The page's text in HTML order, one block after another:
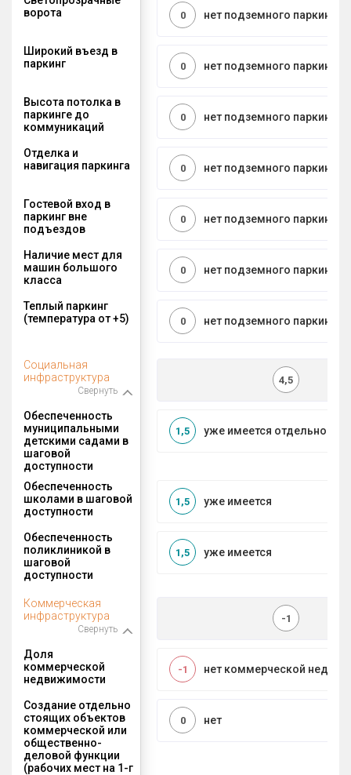
ворота
нет подземного паркинга
0
Широкий въезд в
паркинг
нет подземного паркинга
0
Высота потолка в
паркинге до
коммуникаций
нет подземного паркинга
0
Отделка и
навигация паркинга
нет подземного паркинга
0
Гостевой вход в
паркинг вне
подъездов
нет подземного паркинга
0
Наличие мест для
машин большого
класса
нет подземного паркинга
0
Теплый паркинг
(температура от +5)
нет подземного паркинга
0
Социальная
инфраструктура
Свернуть
4,5
Обеспеченность
муниципальными
детскими садами в
шаговой
доступности
уже имеется
1,5
Обеспеченность
школами в шаговой
доступности
уже имеется
1,5
Обеспеченность
поликлиникой в
шаговой
доступности
уже имеется
1,5
Коммерческая
инфраструктура
Свернуть
-1
Доля
коммерческой
недвижимости
нет коммерческой
-1
Создание отдельно
стоящих объектов
коммерческой или
общественно-
деловой функции
(рабочих мест на 1-г
нет
0